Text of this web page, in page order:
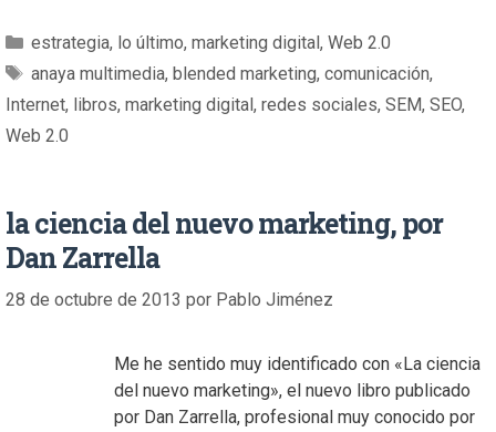
estrategia, lo último, marketing digital, Web 2.0
anaya multimedia, blended marketing, comunicación,
Internet, libros, marketing digital, redes sociales, SEM, SEO,
Web 2.0
la ciencia del nuevo marketing, por
Dan Zarrella
28 de octubre de 2013 por Pablo Jiménez
Me he sentido muy identificado con «La ciencia
del nuevo marketing», el nuevo libro publicado
por Dan Zarrella, profesional muy conocido por